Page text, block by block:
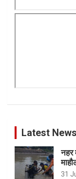
Latest News
नहर
31